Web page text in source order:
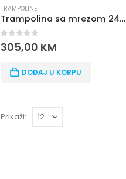
TRAMPOLINE
Trampolina sa mrezom 244 CM
0 out of 5
305,00 KM
DODAJ U KORPU
Prikaži: